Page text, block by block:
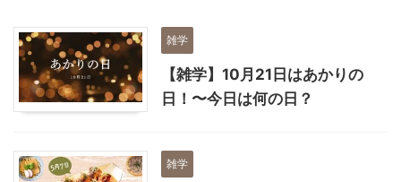
雑学
【雑学】10月21日はあかりの
日！〜今日は何の日？
雑学